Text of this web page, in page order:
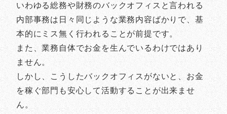
いわゆる総務や財務のバックオフィスと言われる
内部事務は日々同じような業務内容ばかりで、基
本的にミス無く行われることが前提です。
また、業務自体でお金を生んでいるわけではあり
ません。
しかし、こうしたバックオフィスがないと、お金
を稼ぐ部門も安心して活動することが出来ませ
ん。